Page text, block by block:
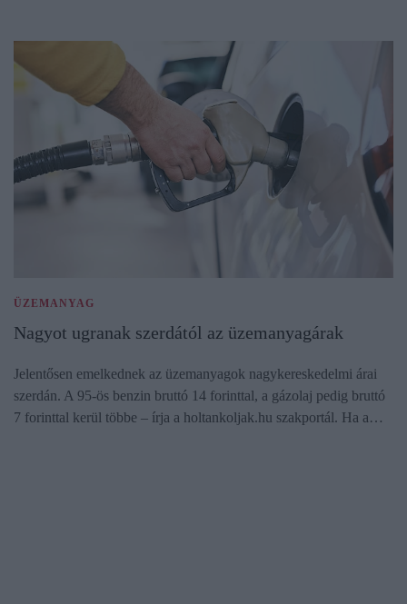
ÜZEMANYAG
Nagyot ugranak szerdától az üzemanyagárak
Jelentősen emelkednek az üzemanyagok nagykereskedelmi árai
szerdán. A 95-ös benzin bruttó 14 forinttal, a gázolaj pedig bruttó
7 forinttal kerül többe – írja a holtankoljak.hu szakportál. Ha a…